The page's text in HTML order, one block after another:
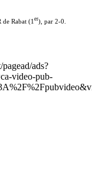
de Rabat (1er), par 2-0.
ads?
video-pub-